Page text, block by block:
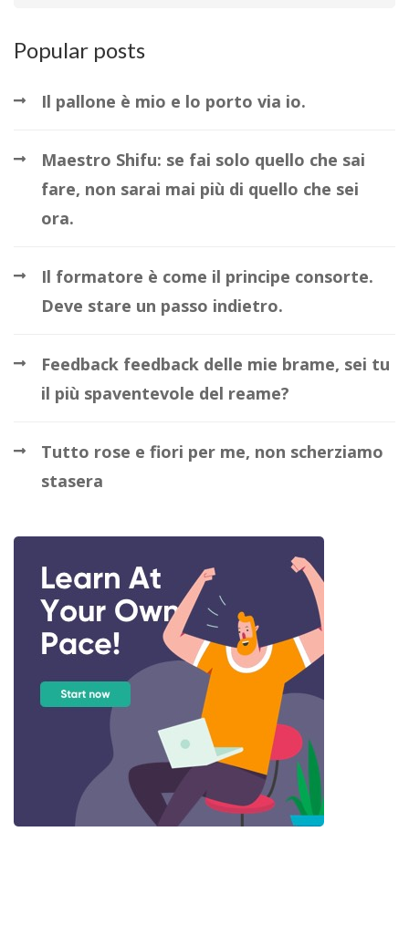
Popular posts
Il pallone è mio e lo porto via io.
Maestro Shifu: se fai solo quello che sai
fare, non sarai mai più di quello che sei
ora.
Il formatore è come il principe consorte.
Deve stare un passo indietro.
Feedback feedback delle mie brame, sei tu
il più spaventevole del reame?
Tutto rose e fiori per me, non scherziamo
stasera